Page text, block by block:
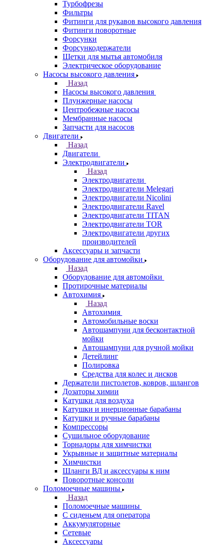
Турбофрезы
Фильтры
Фитинги для рукавов высокого давления
Фитинги поворотные
Форсунки
Форсункодержатели
Щетки для мытья автомобиля
Электрическое оборудование
Насосы высокого давления
Назад
Насосы высокого давления
Плунжерные насосы
Центробежные насосы
Мембранные насосы
Запчасти для насосов
Двигатели
Назад
Двигатели
Электродвигатели
Назад
Электродвигатели
Электродвигатели Melegari
Электродвигатели Nicolini
Электродвигатели Ravel
Электродвигатели TITAN
Электродвигатели TOR
Электродвигатели других
производителей
Аксессуары и запчасти
Оборудование для автомойки
Назад
Оборудование для автомойки
Протирочные материалы
Автохимия
Назад
Автохимия
Автомобильные воски
Автошампуни для бесконтактной
мойки
Автошампуни для ручной мойки
Детейлинг
Полировка
Средства для колес и дисков
Держатели пистолетов, ковров, шлангов
Дозаторы химии
Катушки для воздуха
Катушки и инерционные барабаны
Катушки и ручные барабаны
Компрессоры
Сушильное оборудование
Торнадоры для химчистки
Укрывные и защитные материалы
Химчистки
Шланги ВД и аксессуары к ним
Поворотные консоли
Поломоечные машины
Назад
Поломоечные машины
С сиденьем для оператора
Аккумуляторные
Сетевые
Аксессуары